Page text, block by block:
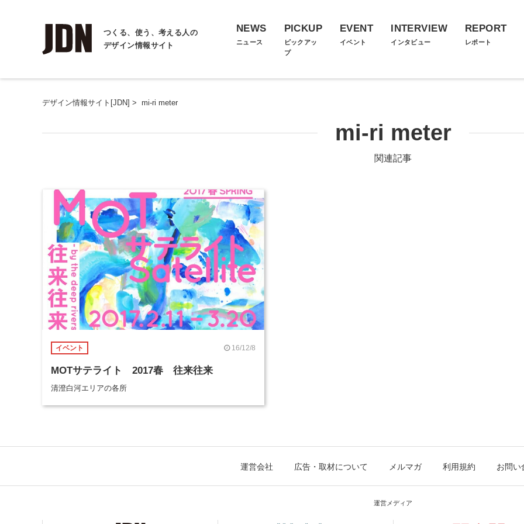
つくる、使う、考える人の
デザイン情報サイト
NEWS
ニュース
PICKUP
ピックアッ
プ
EVENT
イベント
INTERVIEW
インタビュー
REPORT
レポート
デザイン情報サイト[JDN] > mi-ri meter
mi-ri meter
関連記事
イベント 16/12/8
MOTサテライト 2017春 往来往来
清澄白河エリアの各所
運営会社 広告・取材について メルマガ 利用規約 お問い
運営メディア